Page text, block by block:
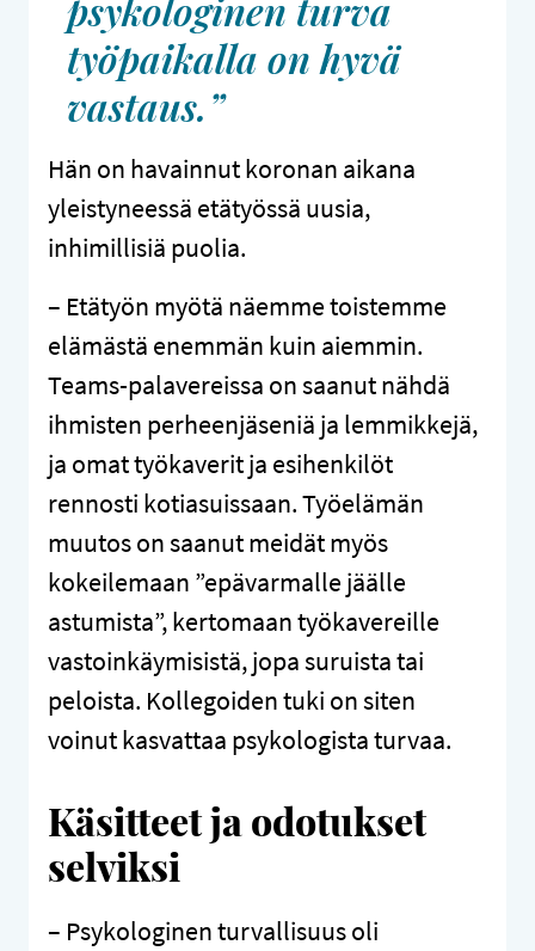
työpaikalla on hyvä
vastaus.”
Hän on havainnut koronan aikana
yleistyneessä etätyössä uusia,
inhimillisiä puolia.
– Etätyön myötä näemme toistemme
elämästä enemmän kuin aiemmin.
Teams-palavereissa on saanut nähdä
ihmisten perheenjäseniä ja lemmikkejä,
ja omat työkaverit ja esihenkilöt
rennosti kotiasuissaan. Työelämän
muutos on saanut meidät myös
kokeilemaan ”epävarmalle jäälle
astumista”, kertomaan työkavereille
vastoinkäymisistä, jopa suruista tai
peloista. Kollegoiden tuki on siten
voinut kasvattaa psykologista turvaa.
Käsitteet ja odotukset
selviksi
– Psykologinen turvallisuus oli